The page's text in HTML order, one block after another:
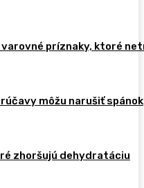
príznaky, ktoré
môžu narušiť spánok
zhoršujú dehydratáciu